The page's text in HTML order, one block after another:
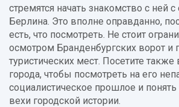
стремятся начать знакомство с ней
Берлина. Это вполне оправданно,
есть, что посмотреть. Не стоит
осмотром Бранденбургских ворот и
туристических мест. Посетите также
города, чтобы посмотреть на его
социалистическое прошлое и
вехи городской истории.